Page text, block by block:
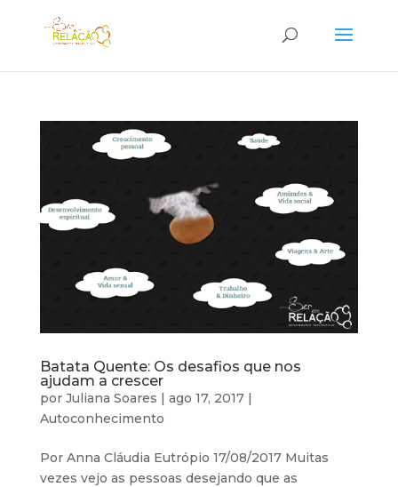
Batata Quente: Os desafios que nos
ajudam a crescer
por Juliana Soares | ago 17, 2017|
Autoconhecimento
Por Anna Cláudia Eutrópio 17/08/2017 Muitas
vezes vejo as pessoas desejando que as